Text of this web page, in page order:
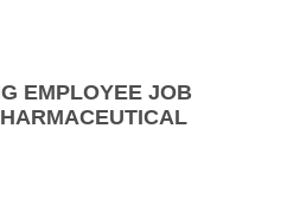
EMPLOYEE JOB